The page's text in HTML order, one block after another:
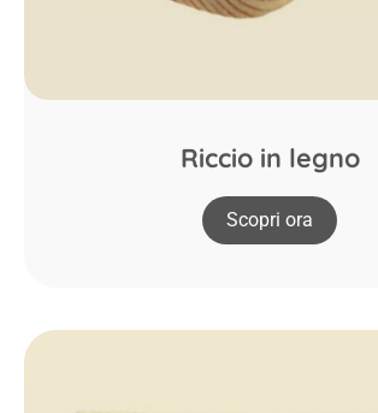
Riccio in legno
Scopri ora